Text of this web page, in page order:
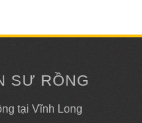
SƯ RỒNG
tại Vĩnh Long